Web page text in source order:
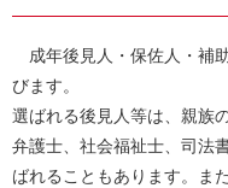
成年後見人・保佐人・補
びます。
選ばれる後見人等は、親族
弁護士、社会福祉士、司法
ばれることもあります。ま